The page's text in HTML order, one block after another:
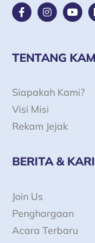
F
a
o
o
f
I
n
g
r
Y
o
b
e
TENTANG
Siapakah Kami?
Visi Misi
Rekam Jejak
BERITA &
Join Us
Penghargaan
Acara Terbaru